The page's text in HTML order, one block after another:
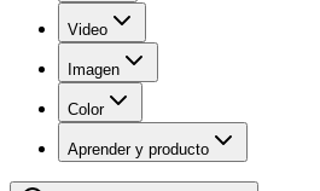
Video
Imagen
Color
Aprender y producto